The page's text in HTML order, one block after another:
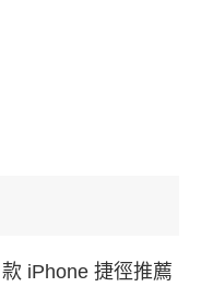
iPhone 捷徑推薦